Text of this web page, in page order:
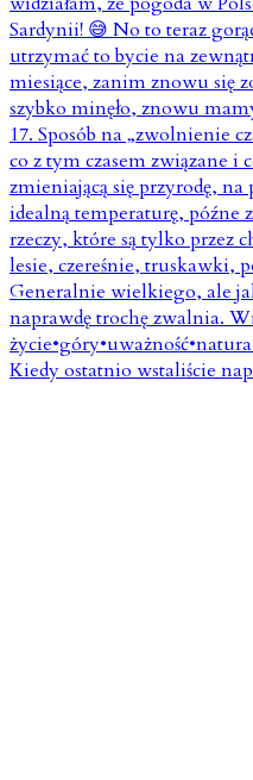
Kiedy ostatnio wstaliście